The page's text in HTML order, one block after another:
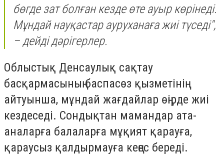
бөгде зат болған кезде өте ауыр көрінеді.
Мұндай науқастар ауруханаға жиі түседі",
– дейді дәрігерлер.
Облыстық Денсаулық сақтау
басқармасының баспасөз қызметінің
айтуынша, мұндай жағдайлар өңірде жиі
кездеседі. Сондықтан мамандар ата-
аналарға балаларға мұқият қарауға,
қараусыз қалдырмауға кеңес береді.